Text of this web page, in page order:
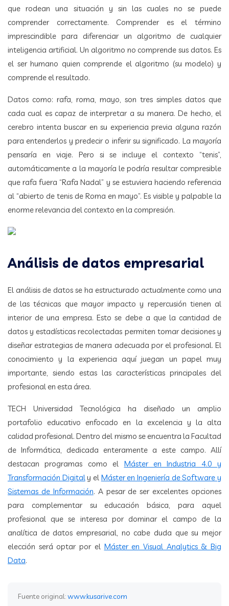
que rodean una situación y sin las cuales no se puede
comprender correctamente. Comprender es el término
imprescindible para diferenciar un algoritmo de cualquier
inteligencia artificial. Un algoritmo no comprende sus datos. Es
el ser humano quien comprende el algoritmo (su modelo) y
comprende el resultado.
Datos como: rafa, roma, mayo, son tres simples datos que
cada cual es capaz de interpretar a su manera. De hecho, el
cerebro intenta buscar en su experiencia previa alguna razón
para entenderlos y predecir o inferir su significado. La mayoría
pensaría en viaje. Pero si se incluye el contexto “tenis”,
automáticamente a la mayoría le podría resultar compresible
que rafa fuera “Rafa Nadal” y se estuviera haciendo referencia
al “abierto de tenis de Roma en mayo”. Es visible y palpable la
enorme relevancia del contexto en la compresión.
Análisis de datos empresarial
El análisis de datos se ha estructurado actualmente como una
de las técnicas que mayor impacto y repercusión tienen al
interior de una empresa. Esto se debe a que la cantidad de
datos y estadísticas recolectadas permiten tomar decisiones y
diseñar estrategias de manera adecuada por el profesional. El
conocimiento y la experiencia aquí juegan un papel muy
importante, siendo estas las características principales del
profesional en esta área.
TECH Universidad Tecnológica ha diseñado un amplio
portafolio educativo enfocado en la excelencia y la alta
calidad profesional. Dentro del mismo se encuentra la Facultad
de Informática, dedicada enteramente a este campo. Allí
destacan programas como el Máster en Industria 4.0 y
Transformación Digitaly el Máster en Ingeniería de Software y
Sistemas de Información. A pesar de ser excelentes opciones
para complementar su educación básica, para aquel
profesional que se interesa por dominar el campo de la
analítica de datos empresarial, no cabe duda que su mejor
elección será optar por el Máster en Visual Analytics & Big
Data.
Fuente original:www.kusarive.com